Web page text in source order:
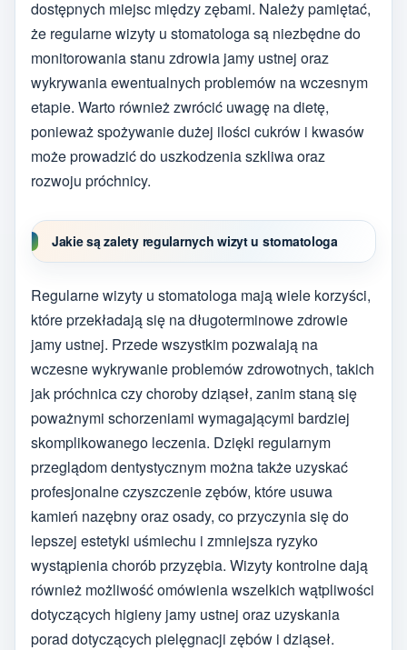
dostępnych miejsc między zębami. Należy pamiętać,
że regularne wizyty u stomatologa są niezbędne do
monitorowania stanu zdrowia jamy ustnej oraz
wykrywania ewentualnych problemów na wczesnym
etapie. Warto również zwrócić uwagę na dietę,
ponieważ spożywanie dużej ilości cukrów i kwasów
może prowadzić do uszkodzenia szkliwa oraz
rozwoju próchnicy.
Jakie są zalety regularnych wizyt u stomatologa
Regularne wizyty u stomatologa mają wiele korzyści,
które przekładają się na długoterminowe zdrowie
jamy ustnej. Przede wszystkim pozwalają na
wczesne wykrywanie problemów zdrowotnych, takich
jak próchnica czy choroby dziąseł, zanim staną się
poważnymi schorzeniami wymagającymi bardziej
skomplikowanego leczenia. Dzięki regularnym
przeglądom dentystycznym można także uzyskać
profesjonalne czyszczenie zębów, które usuwa
kamień nazębny oraz osady, co przyczynia się do
lepszej estetyki uśmiechu i zmniejsza ryzyko
wystąpienia chorób przyzębia. Wizyty kontrolne dają
również możliwość omówienia wszelkich wątpliwości
dotyczących higieny jamy ustnej oraz uzyskania
porad dotyczących pielęgnacji zębów i dziąseł.